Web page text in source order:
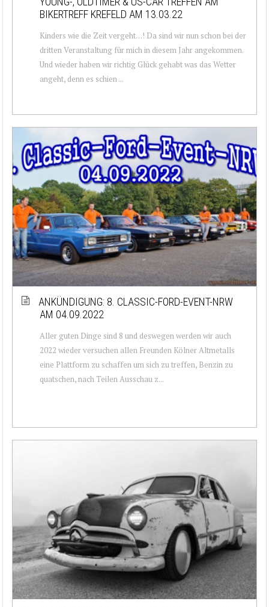
BIKERTREFF KREFELD AM 13.03.22
Kinders wie die Zeit vergeht…! Da sind wir nun schon bei der
dritten Veranstaltung für mich in diesem Jahr angekommen.
Und wieder haben wir richtig Glück gehabt was das Wetter
angeht, denn es schien ...
ANKÜNDIGUNG: 8. CLASSIC-FORD-EVENT-NRW
AM 04.09.2022
Aller guten Dinge sind 8 und deswegen werden wir auch
2022 wieder versuchen allen Freunden Kölner Altmetalls
eine Plattform zu schaffen um sich zu treffen, Benzin zu
quatschen, nach Teilen Ausschau z...